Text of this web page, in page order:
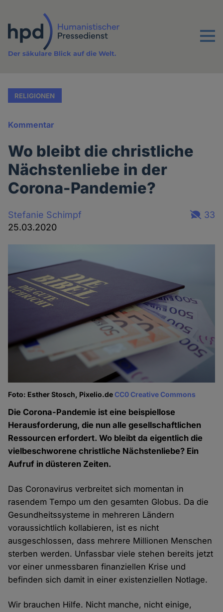
Inhalt
Menu
Der säkulare Blick auf die Welt.
RELIGIONEN
Kommentar
Wo bleibt die christliche
Nächstenliebe in der
Corona-Pandemie?
Stefanie Schimpf
25.03.2020
33
Foto: Esther Stosch, Pixelio.deCC0 Creative Commons
Die Corona-Pandemie ist eine beispiellose
Herausforderung, die nun alle gesellschaftlichen
Ressourcen erfordert. Wo bleibt da eigentlich die
vielbeschworene christliche Nächstenliebe? Ein
Aufruf in düsteren Zeiten.
Das Coronavirus verbreitet sich momentan in
rasendem Tempo um den gesamten Globus. Da die
Gesundheitssysteme in mehreren Ländern
voraussichtlich kollabieren, ist es nicht
ausgeschlossen, dass mehrere Millionen Menschen
sterben werden. Unfassbar viele stehen bereits jetzt
vor einer unmessbaren finanziellen Krise und
befinden sich damit in einer existenziellen Notlage.
Wir brauchen Hilfe. Nicht manche, nicht einige,